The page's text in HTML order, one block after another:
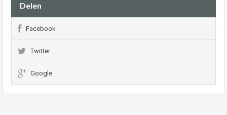
Delen
Facebook
Twitter
Google